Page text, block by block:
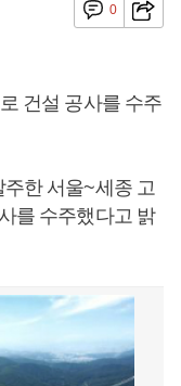
0
건설 공사를 수주
한 서울~세종 고
를 수주했다고 밝